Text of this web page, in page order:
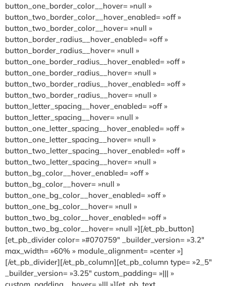
button_one_border_color__hover= »null »
button_two_border_color__hover_enabled= »off »
button_two_border_color__hover= »null »
button_border_radius__hover_enabled= »off »
button_border_radius__hover= »null »
button_one_border_radius__hover_enabled= »off »
button_one_border_radius__hover= »null »
button_two_border_radius__hover_enabled= »off »
button_two_border_radius__hover= »null »
button_letter_spacing__hover_enabled= »off »
button_letter_spacing__hover= »null »
button_one_letter_spacing__hover_enabled= »off »
button_one_letter_spacing__hover= »null »
button_two_letter_spacing__hover_enabled= »off »
button_two_letter_spacing__hover= »null »
button_bg_color__hover_enabled= »off »
button_bg_color__hover= »null »
button_one_bg_color__hover_enabled= »off »
button_one_bg_color__hover= »null »
button_two_bg_color__hover_enabled= »off »
button_two_bg_color__hover= »null »][/et_pb_button]
[et_pb_divider color= »#070759″ _builder_version= »3.2″
max_width= »60% » module_alignment= »center »]
[/et_pb_divider][/et_pb_column][et_pb_column type= »2_5″
_builder_version= »3.25″ custom_padding= »||| »
custom_padding__hover= »||| »][et_pb_text